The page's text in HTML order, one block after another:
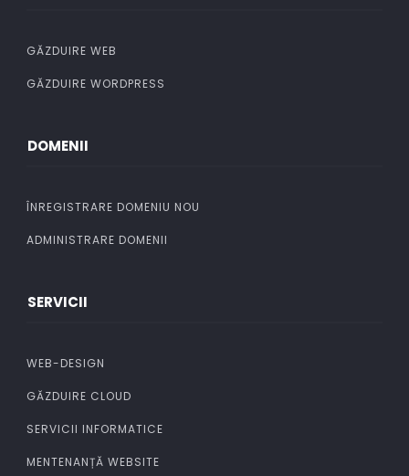
GĂZDUIRE WEB
GĂZDUIRE WORDPRESS
DOMENII
ÎNREGISTRARE DOMENIU NOU
ADMINISTRARE DOMENII
SERVICII
WEB-DESIGN
GĂZDUIRE CLOUD
SERVICII INFORMATICE
MENTENANȚĂ WEBSITE